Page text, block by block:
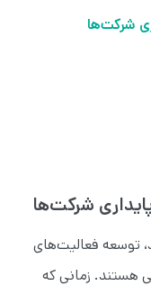
شرکت‌ها
شرکت‌ها
توسعه فعالیت‌های
هستند. زمانی که